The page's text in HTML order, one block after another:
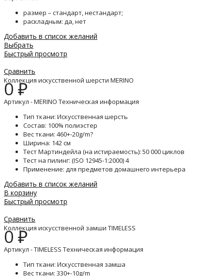
размер – стандарт, нестандарт;
раскладным: да, нет
Добавить в список желаний
Выбрать
Быстрый просмотр
Сравнить
Коллекция искусственной шерсти MERINO
0₽
Артикул - MERINO Техническая информация
Тип ткани: Искусственная шерсть
Состав: 100% полиэстер
Вес ткани: 460+-20g/m?
Ширина: 142 см
Тест Мартиндейла (на истираемость): 50 000 циклов
Тест на пилинг: (ISO 12945-1:2000) 4
Применение: для предметов домашнего интерьера
Добавить в список желаний
В корзину
Быстрый просмотр
Сравнить
Коллекция искусственной замши TIMELESS
0₽
Артикул - TIMELESS Техническая информация
Тип ткани: Искусственная замша
Вес ткани: 330+-10g/m